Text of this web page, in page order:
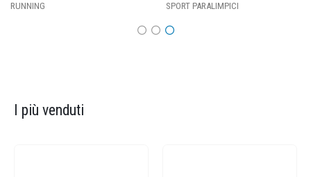
RUNNING SPORT PARALIMPICI
I più venduti